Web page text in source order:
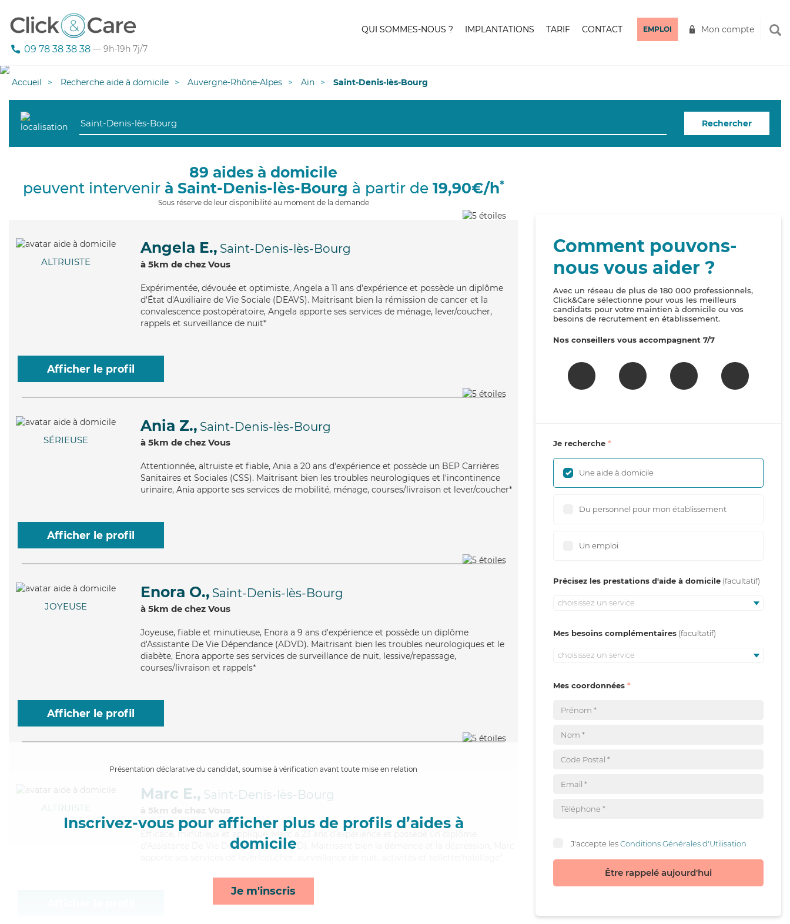
09 78 38 38 38 — 9h-19h 7j/7
QUI SOMMES-NOUS ? IMPLANTATIONS TARIF CONTACT EMPLOI Mon compte
Accueil Recherche aide à domicile Auvergne-Rhône-Alpes Ain Saint-Denis-lès-Bourg
Rechercher
89 aides à domicile
peuvent intervenir à Saint-Denis-lès-Bourg à partir de 19,90€/h*
Sous réserve de leur disponibilité au moment de la demande
ALTRUISTE
Angela E., Saint-Denis-lès-Bourg
à 5km de chez Vous
Expérimentée, dévouée et optimiste, Angela a 11 ans d'expérience et possède un diplôme
d'État d'Auxiliaire de Vie Sociale (DEAVS). Maitrisant bien la rémission de cancer et la
convalescence postopératoire, Angela apporte ses services de ménage, lever/coucher,
rappels et surveillance de nuit*
Afficher le profil
SÉRIEUSE
Ania Z., Saint-Denis-lès-Bourg
à 5km de chez Vous
Attentionnée, altruiste et fiable, Ania a 20 ans d'expérience et possède un BEP Carrières
Sanitaires et Sociales (CSS). Maitrisant bien les troubles neurologiques et l'incontinence
urinaire, Ania apporte ses services de mobilité, ménage, courses/livraison et lever/coucher*
Afficher le profil
JOYEUSE
Enora O., Saint-Denis-lès-Bourg
à 5km de chez Vous
Joyeuse, fiable et minutieuse, Enora a 9 ans d'expérience et possède un diplôme
d'Assistante De Vie Dépendance (ADVD). Maitrisant bien les troubles neurologiques et le
diabète, Enora apporte ses services de surveillance de nuit, lessive/repassage,
courses/livraison et rappels*
Afficher le profil
Présentation déclarative du candidat, soumise à vérification avant toute mise en relation
Inscrivez-vous pour afficher plus de profils d’aides à
domicile
Je m'inscris
ALTRUISTE
Marc E., Saint-Denis-lès-Bourg
à 5km de chez Vous
, minutieux et appliqué, Marc a 23 ans d'expérience et possède un diplôme
d'Assistante De Vie Dépendance (ADVD). Maitrisant bien la démence et la dépression, Marc
Comment pouvons-
nous vous aider ?
Avec un réseau de plus de 180 000 professionnels,
Click&Care sélectionne pour vous les meilleurs
candidats pour votre maintien à domicile ou vos
besoins de recrutement en établissement.
Nos conseillers vous accompagnent 7/7
Je recherche
Une aide à domicile
Du personnel pour mon établissement
Un emploi
Précisez les prestations d'aide à domicile
choisissez un service
Mes besoins complémentaires
choisissez un service
Mes coordonnées
J'accepte lesConditions Générales d'Utilisation
Être rappelé aujourd'hui